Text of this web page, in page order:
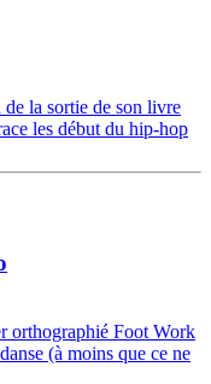
la sortie de son livre
les début du hip-hop
orthographié Foot Work
(à moins que ce ne